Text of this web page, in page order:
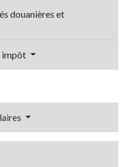
douanières et
impôt